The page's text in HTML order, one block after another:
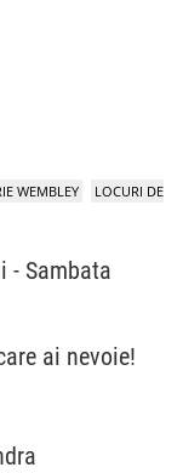
WEMBLEY
LOCURI DE
- Sambata
ai nevoie!